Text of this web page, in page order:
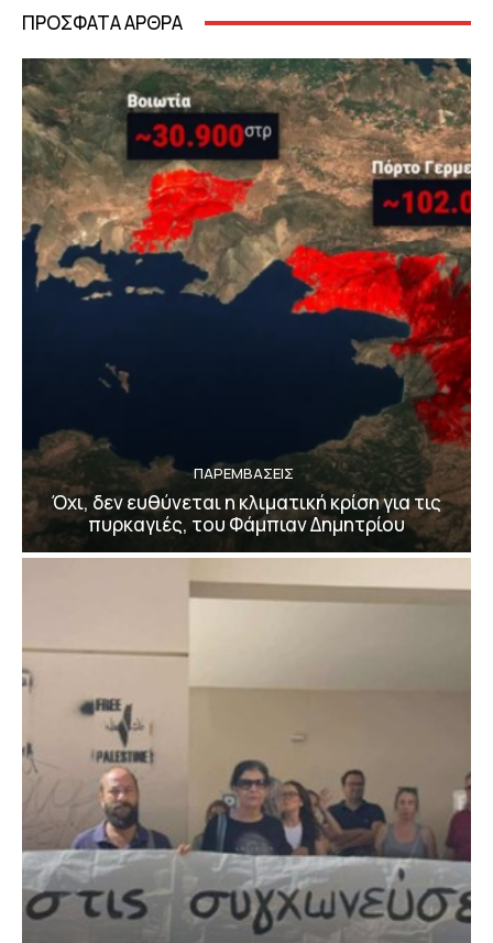
ΠΡΟΣΦΑΤΑ ΑΡΘΡΑ
ΠΑΡΕΜΒΑΣΕΙΣ
Όχι, δεν ευθύνεται η κλιματική κρίση για τις
πυρκαγιές, του Φάμπιαν Δημητρίου